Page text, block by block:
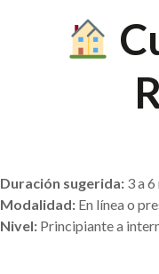
Duración sugerida: 3 a
Modalidad: En línea o
Nivel: Principiante a